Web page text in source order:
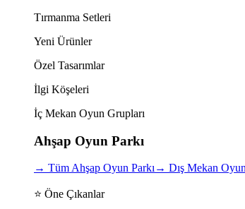
Tırmanma Setleri
Yeni Ürünler
Özel Tasarımlar
İlgi Köşeleri
İç Mekan Oyun Grupları
Ahşap Oyun Parkı
→ Tüm Ahşap Oyun Parkı→ Dış Mekan
⭐ Öne Çıkanlar